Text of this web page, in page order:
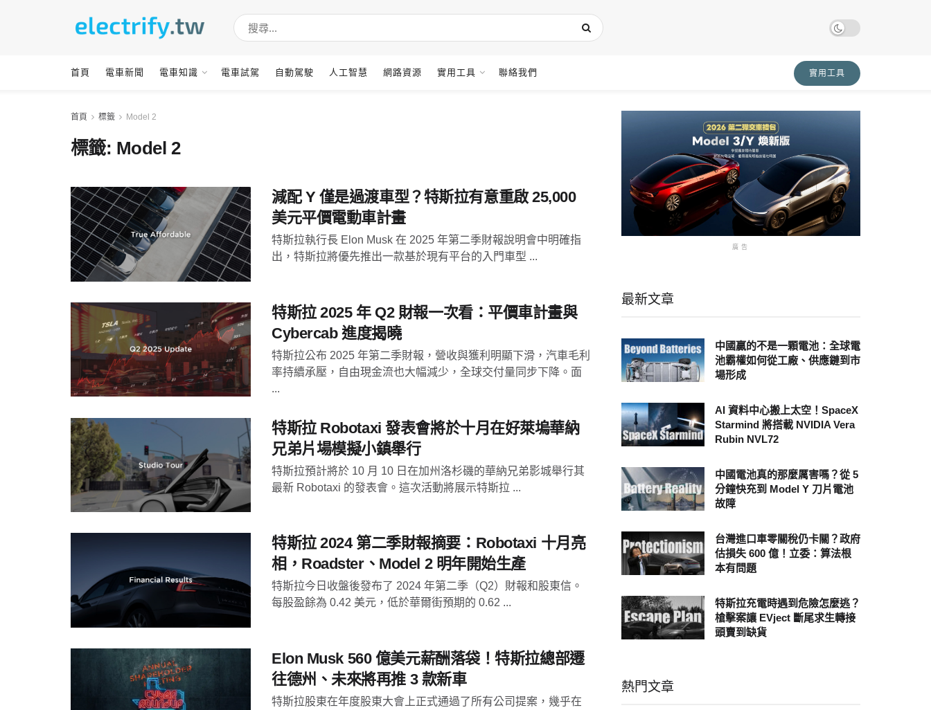
首頁 電車新聞 電車知識 電車試駕 自動駕駛 人工智慧 網路資源 實用工具 聯絡我們 實用工具
首頁 標籤 Model 2
標籤: Model 2
減配 Y 僅是過渡車型？特斯拉有意重啟 25,000
美元平價電動車計畫
特斯拉執行長 Elon Musk 在 2025 年第二季財報說明會中明確指
出，特斯拉將優先推出一款基於現有平台的入門車型 ...
特斯拉 2025 年 Q2 財報一次看：平價車計畫與
Cybercab 進度揭曉
特斯拉公布 2025 年第二季財報，營收與獲利明顯下滑，汽車毛利
率持續承壓，自由現金流也大幅減少，全球交付量同步下降。面
...
特斯拉 Robotaxi 發表會將於十月在好萊塢華納
兄弟片場模擬小鎮舉行
特斯拉預計將於 10 月 10 日在加州洛杉磯的華納兄弟影城舉行其
最新 Robotaxi 的發表會。這次活動將展示特斯拉 ...
特斯拉 2024 第二季財報摘要：Robotaxi 十月亮
相，Roadster、Model 2 明年開始生產
特斯拉今日收盤後發布了 2024 年第二季（Q2）財報和股東信。
每股盈餘為 0.42 美元，低於華爾街預期的 0.62 ...
Elon Musk 560 億美元薪酬落袋！特斯拉總部遷
往德州、未來將再推 3 款新車
特斯拉股東在年度股東大會上正式通過了所有公司提案，幾乎在
廣告
最新文章
中國贏的不是一顆電池：全球電
池霸權如何從工廠、供應鏈到市
場形成
AI 資料中心搬上太空！SpaceX
Starmind 將搭載 NVIDIA Vera
Rubin NVL72
中國電池真的那麼厲害嗎？從 5
分鐘快充到 Model Y 刀片電池
故障
台灣進口車零關稅仍卡關？政府
估損失 600 億！立委：算法根
本有問題
特斯拉充電時遇到危險怎麼逃？
槍擊案讓 EVject 斷尾求生轉接
頭賣到缺貨
熱門文章